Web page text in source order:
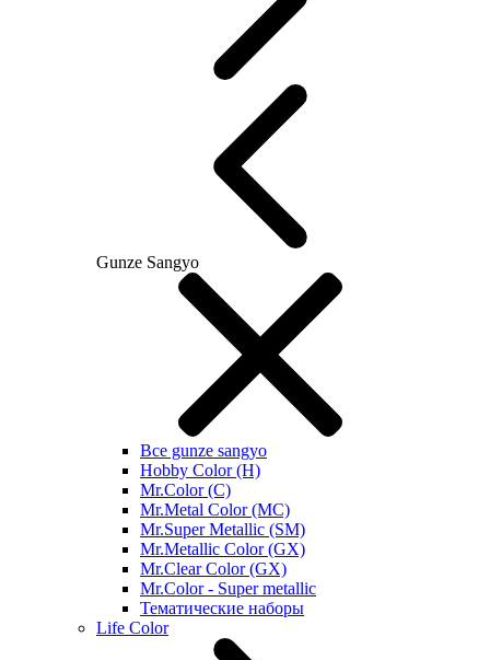
Gunze Sangyo
Все gunze sangyo
Hobby Color (H)
Mr.Color (C)
Mr.Metal Color (MC)
Mr.Super Metallic (SM)
Mr.Metallic Color (GX)
Mr.Clear Color (GX)
Mr.Color - Super metallic
Тематические наборы
Life Color